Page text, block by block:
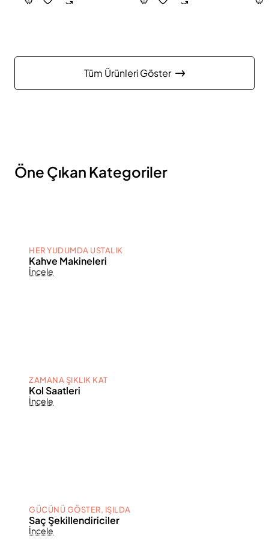
Tüm Ürünleri Göster
Öne Çıkan Kategoriler
HER YUDUMDA USTALIK
Kahve Makineleri
İncele
ZAMANA ŞIKLIK KAT
Kol Saatleri
İncele
GÜCÜNÜ GÖSTER, IŞILDA
Saç Şekillendiriciler
İncele